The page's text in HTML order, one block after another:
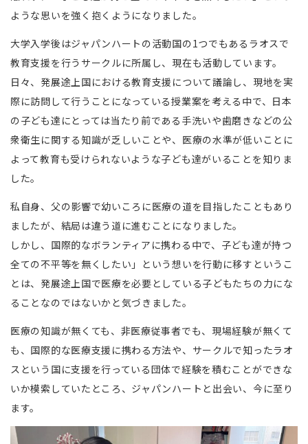
ような思いを強く抱くようになりました。
大学入学後はジャパンハートの活動国の1つでもあるラオスで
教育支援を行うサークルに所属し、現在も活動しています。
日々、発展途上国における教育支援について議論し、現地を実
際に訪問して行うことになっている授業案を考える中で、日本
の子ども達にとっては当たり前である手洗いや歯磨きなどの公
衆衛生に関する知識が乏しいことや、医療の水準が低いことに
よって教育も受けられないような子ども達がいることを知りま
した。
私自身、父の影響で幼いころに医療の道を目指したこともあり
ましたが、結局は違う道に進むことになりました。
しかし、国際的なボランティアに携わる中で、子ども達が持つ
全ての不平等を無くしたい」という想いを行動に移すというこ
とは、発展途上国で医療を必要としている子どもたちの力にな
ることなのではないかと気づきました。
医療の知識が無くても、非医療従事者でも、現場経験が無くて
も、国際的な医療支援に携わる方法や、サークルで知ったラオ
スという国に支援を行っている団体で経験を積むことができな
いか模索していたところ、ジャパンハートと出会い、今に至り
ます。